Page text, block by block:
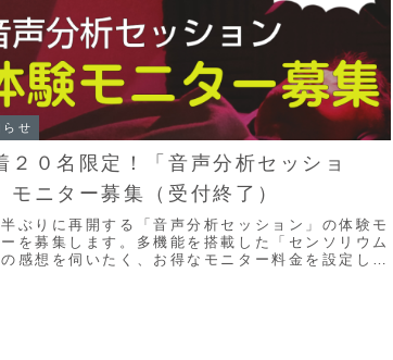
らせ
２０名限定！「音声分析セッショ
モニター募集（受付終了）
半ぶりに再開する「音声分析セッション」の体験モ
を募集します。多機能を搭載した「センソリウム
感想を伺いたく、お得なモニター料金を設定しま